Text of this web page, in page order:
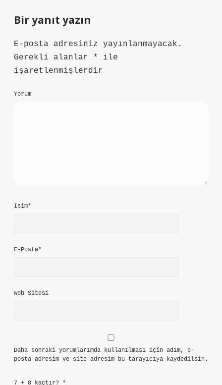
Bir yanıt yazın
E-posta adresiniz yayınlanmayacak.
Gerekli alanlar
*
ile
işaretlenmişlerdir
Yorum
İsim*
E-Posta*
Web Sitesi
Daha sonraki yorumlarımda kullanılması için adım, e-
posta adresim ve site adresim bu tarayıcıya kaydedilsin.
7 + 8 kaçtır? *